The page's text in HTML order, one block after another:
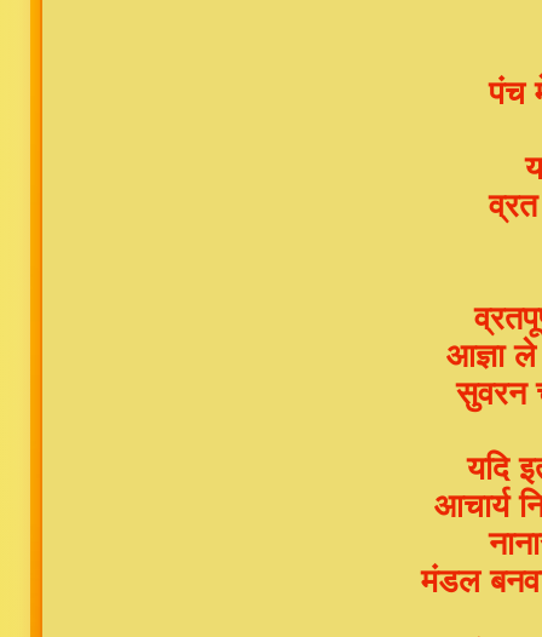
पंच
आज्ञा
सुवरन
यदि
आचार्य
मंडल